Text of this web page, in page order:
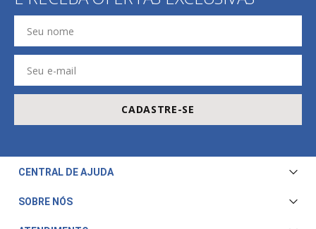
CADASTRE-SE EM NOSSA
NEWSLETTER
E RECEBA OFERTAS EXCLUSIVAS